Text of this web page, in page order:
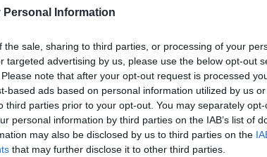
Personal Information
the sale, sharing to third parties, or processing of your
targeted advertising by us, please use the below opt-out
note that after your opt-out request is processed
based ads based on personal information utilized by us
third parties prior to your opt-out. You may separately
personal information by third parties on the IAB’s list of
may also be disclosed by us to third parties on the
that may further disclose it to other third parties.